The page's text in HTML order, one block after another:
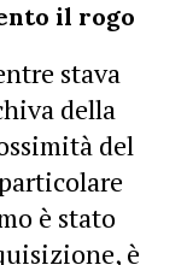
il rogo
stava
della
del
è stato
è